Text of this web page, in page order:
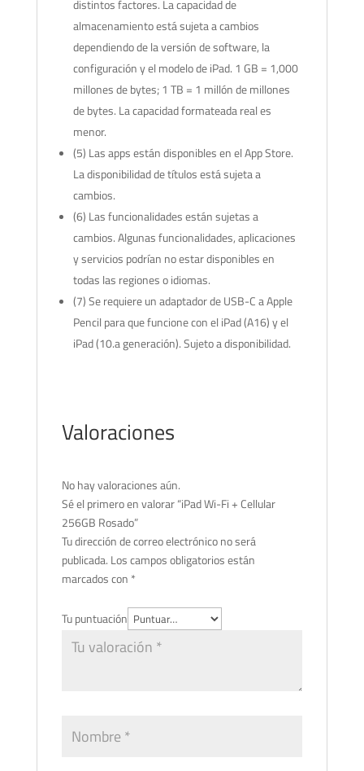
distintos factores. La capacidad de
almacenamiento está sujeta a cambios
dependiendo de la versión de software, la
configuración y el modelo de iPad. 1 GB = 1,000
millones de bytes; 1 TB = 1 millón de millones
de bytes. La capacidad formateada real es
menor.
(5) Las apps están disponibles en el App Store.
La disponibilidad de títulos está sujeta a
cambios.
(6) Las funcionalidades están sujetas a
cambios. Algunas funcionalidades, aplicaciones
y servicios podrían no estar disponibles en
todas las regiones o idiomas.
(7) Se requiere un adaptador de USB-C a Apple
Pencil para que funcione con el iPad (A16) y el
iPad (10.a generación). Sujeto a disponibilidad.
Valoraciones
No hay valoraciones aún.
Sé el primero en valorar “iPad Wi-Fi + Cellular
256GB Rosado”
Tu dirección de correo electrónico no será
publicada. Los campos obligatorios están
marcados con *
Tu puntuación